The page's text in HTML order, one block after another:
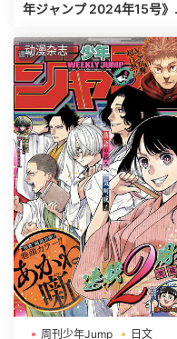
年ジャンプ 2024年15号》高
动漫杂志
周刊少年Jump 日文